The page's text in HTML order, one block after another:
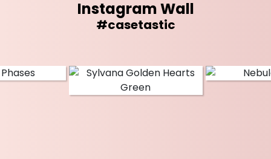
Instagram Wall
#casetastic